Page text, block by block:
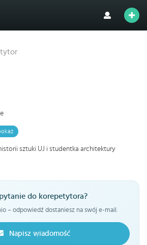
sztuki UJ i studentka architektury
do korepetytora?
– odpowiedź dostaniesz na swój e-mail.
Napisz wiadomość